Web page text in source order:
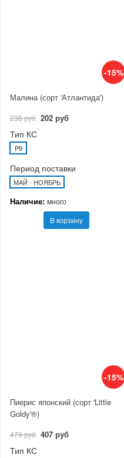
-15%
Малина (сорт 'Атлантида')
238 руб 202 руб
Тип КС
P9
Период поставки
МАЙ - НОЯБРЬ
Наличие: много
В корзину
-15%
Пиерис японский (сорт 'Little
Goldy'®)
479 руб 407 руб
Тип КС